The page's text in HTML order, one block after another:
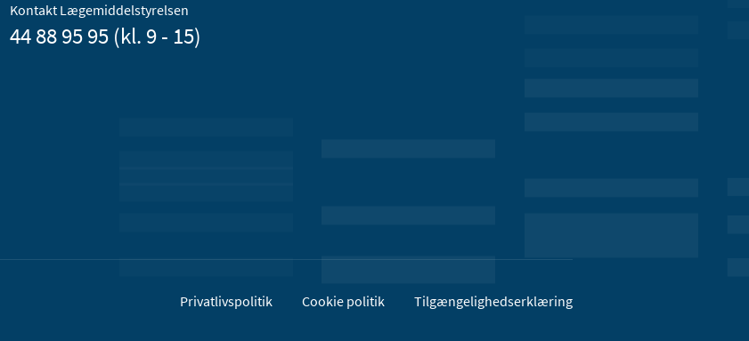
Kontakt Lægemiddelstyrelsen
44 88 95 95 (kl. 9 - 15)
Privatlivspolitik Cookie politik Tilgængelighedserklæring